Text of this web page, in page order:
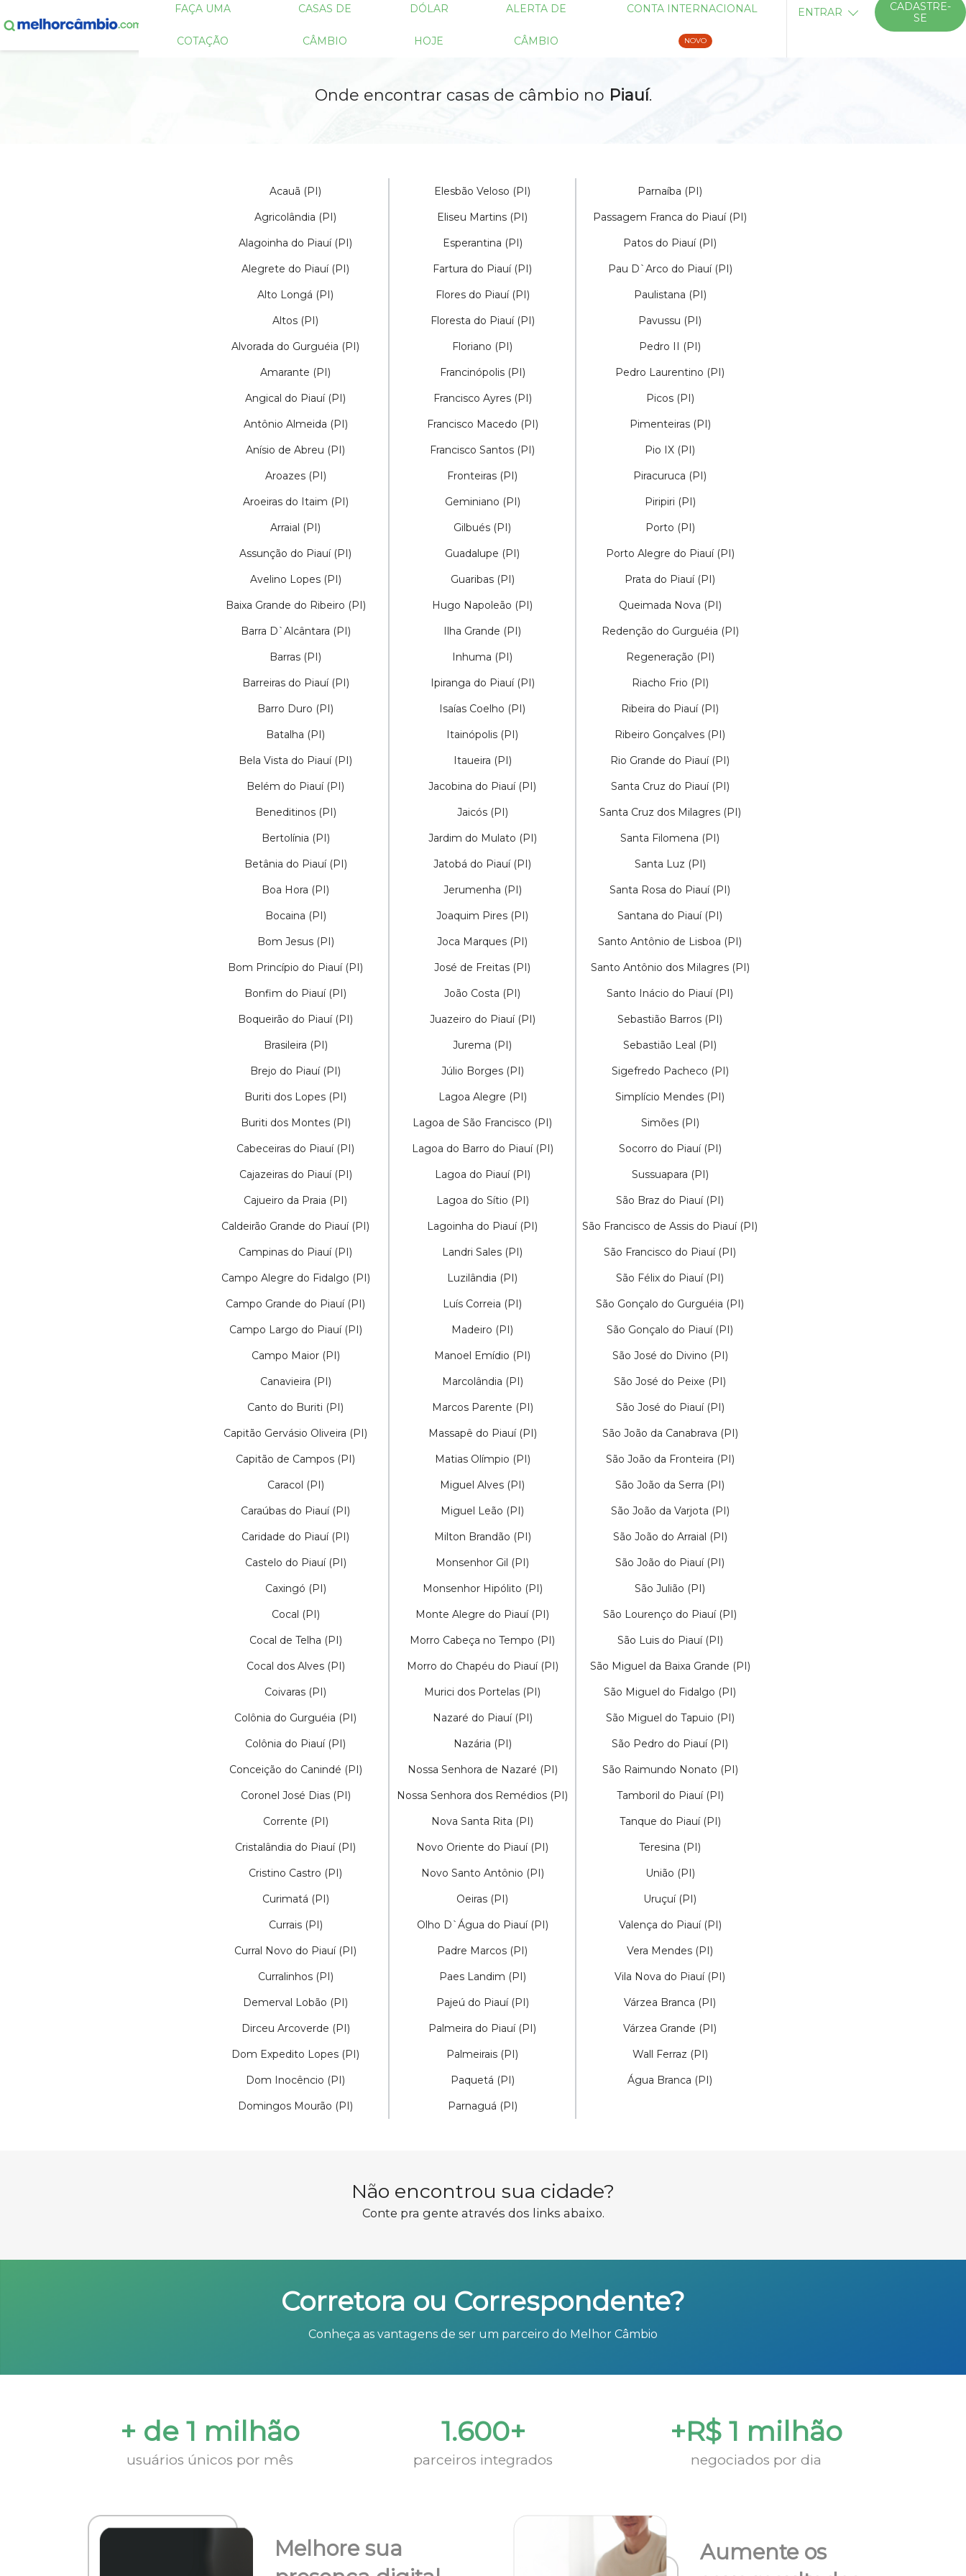
FAÇA UMA
COTAÇÃO
CASAS DE
CÂMBIO
DÓLAR
HOJE
ALERTA DE
CÂMBIO
CONTA INTERNACIONAL
NOVO
ENTRAR
CADASTRE-
SE
Onde encontrar casas de câmbio no Piauí.
Acauã (PI) Elesbão Veloso (PI)
Parnaíba (PI)
Agricolândia (PI)
Eliseu Martins (PI)
Passagem Franca do Piauí (PI)
Alagoinha do Piauí (PI)
Esperantina (PI)
Patos do Piauí (PI)
Alegrete do Piauí (PI)
Fartura do Piauí (PI)
Pau D`Arco do Piauí (PI)
Alto Longá (PI)
Flores do Piauí (PI)
Paulistana (PI)
Altos (PI)
Floresta do Piauí (PI)
Pavussu (PI)
Alvorada do Gurguéia (PI)
Floriano (PI)
Pedro II (PI)
Amarante (PI)
Francinópolis (PI)
Pedro Laurentino (PI)
Angical do Piauí (PI)
Francisco Ayres (PI)
Picos (PI)
Antônio Almeida (PI)
Francisco Macedo (PI)
Pimenteiras (PI)
Anísio de Abreu (PI)
Francisco Santos (PI)
Pio IX (PI)
Aroazes (PI)
Fronteiras (PI)
Piracuruca (PI)
Aroeiras do Itaim (PI)
Geminiano (PI)
Piripiri (PI)
Arraial (PI)
Gilbués (PI)
Porto (PI)
Assunção do Piauí (PI)
Guadalupe (PI)
Porto Alegre do Piauí (PI)
Avelino Lopes (PI)
Guaribas (PI)
Prata do Piauí (PI)
Baixa Grande do Ribeiro (PI)
Hugo Napoleão (PI)
Queimada Nova (PI)
Barra D`Alcântara (PI)
Ilha Grande (PI)
Redenção do Gurguéia (PI)
Barras (PI)
Inhuma (PI)
Regeneração (PI)
Barreiras do Piauí (PI)
Ipiranga do Piauí (PI)
Riacho Frio (PI)
Barro Duro (PI)
Isaías Coelho (PI)
Ribeira do Piauí (PI)
Batalha (PI)
Itainópolis (PI)
Ribeiro Gonçalves (PI)
Bela Vista do Piauí (PI)
Itaueira (PI)
Rio Grande do Piauí (PI)
Belém do Piauí (PI)
Jacobina do Piauí (PI)
Santa Cruz do Piauí (PI)
Beneditinos (PI)
Jaicós (PI)
Santa Cruz dos Milagres (PI)
Bertolínia (PI)
Jardim do Mulato (PI)
Santa Filomena (PI)
Betânia do Piauí (PI)
Jatobá do Piauí (PI)
Santa Luz (PI)
Boa Hora (PI)
Jerumenha (PI)
Santa Rosa do Piauí (PI)
Bocaina (PI)
Joaquim Pires (PI)
Santana do Piauí (PI)
Bom Jesus (PI)
Joca Marques (PI)
Santo Antônio de Lisboa (PI)
Bom Princípio do Piauí (PI)
José de Freitas (PI)
Santo Antônio dos Milagres (PI)
Bonfim do Piauí (PI)
João Costa (PI)
Santo Inácio do Piauí (PI)
Boqueirão do Piauí (PI)
Juazeiro do Piauí (PI)
Sebastião Barros (PI)
Brasileira (PI)
Jurema (PI)
Sebastião Leal (PI)
Brejo do Piauí (PI)
Júlio Borges (PI)
Sigefredo Pacheco (PI)
Buriti dos Lopes (PI)
Lagoa Alegre (PI)
Simplício Mendes (PI)
Buriti dos Montes (PI)
Lagoa de São Francisco (PI)
Simões (PI)
Cabeceiras do Piauí (PI)
Lagoa do Barro do Piauí (PI)
Socorro do Piauí (PI)
Cajazeiras do Piauí (PI)
Lagoa do Piauí (PI)
Sussuapara (PI)
Cajueiro da Praia (PI)
Lagoa do Sítio (PI)
São Braz do Piauí (PI)
Caldeirão Grande do Piauí (PI)
Lagoinha do Piauí (PI)
São Francisco de Assis do Piauí (PI)
Campinas do Piauí (PI)
Landri Sales (PI)
São Francisco do Piauí (PI)
Campo Alegre do Fidalgo (PI)
Luzilândia (PI)
São Félix do Piauí (PI)
Campo Grande do Piauí (PI)
Luís Correia (PI)
São Gonçalo do Gurguéia (PI)
Campo Largo do Piauí (PI)
Madeiro (PI)
São Gonçalo do Piauí (PI)
Campo Maior (PI)
Manoel Emídio (PI)
São José do Divino (PI)
Canavieira (PI)
Marcolândia (PI)
São José do Peixe (PI)
Canto do Buriti (PI)
Marcos Parente (PI)
São José do Piauí (PI)
Capitão Gervásio Oliveira (PI)
Massapê do Piauí (PI)
São João da Canabrava (PI)
Capitão de Campos (PI)
Matias Olímpio (PI)
São João da Fronteira (PI)
Caracol (PI)
Miguel Alves (PI)
São João da Serra (PI)
Caraúbas do Piauí (PI)
Miguel Leão (PI)
São João da Varjota (PI)
Caridade do Piauí (PI)
Milton Brandão (PI)
São João do Arraial (PI)
Castelo do Piauí (PI)
Monsenhor Gil (PI)
São João do Piauí (PI)
Caxingó (PI)
Monsenhor Hipólito (PI)
São Julião (PI)
Cocal (PI)
Monte Alegre do Piauí (PI)
São Lourenço do Piauí (PI)
Cocal de Telha (PI)
Morro Cabeça no Tempo (PI)
São Luis do Piauí (PI)
Cocal dos Alves (PI)
Morro do Chapéu do Piauí (PI)
São Miguel da Baixa Grande (PI)
Coivaras (PI)
Murici dos Portelas (PI)
São Miguel do Fidalgo (PI)
Colônia do Gurguéia (PI)
Nazaré do Piauí (PI)
São Miguel do Tapuio (PI)
Colônia do Piauí (PI)
Nazária (PI)
São Pedro do Piauí (PI)
Conceição do Canindé (PI)
Nossa Senhora de Nazaré (PI)
São Raimundo Nonato (PI)
Coronel José Dias (PI)
Nossa Senhora dos Remédios (PI)
Tamboril do Piauí (PI)
Corrente (PI)
Nova Santa Rita (PI)
Tanque do Piauí (PI)
Cristalândia do Piauí (PI)
Novo Oriente do Piauí (PI)
Teresina (PI)
Cristino Castro (PI)
Novo Santo Antônio (PI)
União (PI)
Curimatá (PI)
Oeiras (PI)
Uruçuí (PI)
Currais (PI)
Olho D`Água do Piauí (PI)
Valença do Piauí (PI)
Curral Novo do Piauí (PI)
Padre Marcos (PI)
Vera Mendes (PI)
Curralinhos (PI)
Paes Landim (PI)
Vila Nova do Piauí (PI)
Demerval Lobão (PI)
Pajeú do Piauí (PI)
Várzea Branca (PI)
Dirceu Arcoverde (PI)
Palmeira do Piauí (PI)
Várzea Grande (PI)
Dom Expedito Lopes (PI)
Palmeirais (PI)
Wall Ferraz (PI)
Dom Inocêncio (PI)
Paquetá (PI)
Água Branca (PI)
Domingos Mourão (PI)
Parnaguá (PI)
Não encontrou sua cidade?
Conte pra gente através dos links abaixo.
Corretora ou Correspondente?
Conheça as vantagens de ser um parceiro do Melhor Câmbio
+ de 1 milhão
usuários únicos por mês
1.600+
parceiros integrados
+R$ 1 milhão
negociados por dia
Melhore sua
Aumente os